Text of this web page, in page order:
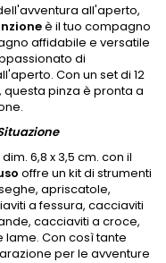
all'aperto,
è il tuo compagno
affidabile e versatile
di
Con un set di 12
questa pinza è pronta a
6,8 x 3,5 cm. con il
offre un kit di strumenti
apriscatole,
a fessura, cacciaviti
cacciaviti a croce,
lame. Con così tante
per le avventure